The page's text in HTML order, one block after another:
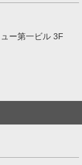
ー第一ビル 3F